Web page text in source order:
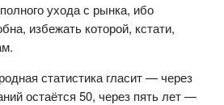
ухода с рынка, ибо
избежать которой, кстати,
статистика гласит — через
остаётся 50, через пять лет —